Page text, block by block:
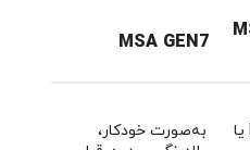
MSA GEN7
Downtime یا
به‌صورت خودکار،